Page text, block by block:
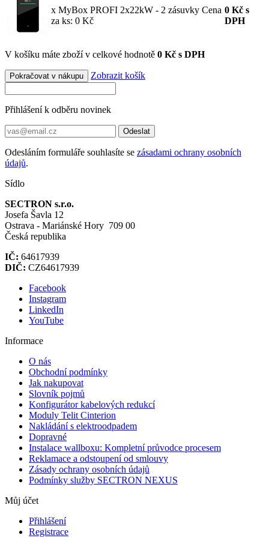
x MyBox PROFI 2x22kW - 2 zásuvky Cena
za ks: 0 Kč
0 Kč s
DPH
V košíku máte zboží v celkové hodnotě 0 Kč s DPH
Pokračovat v nákupu Zobrazit košík
Přihlášení k odběru novinek
Odeslat
Odesláním formuláře souhlasíte se zásadami ochrany osobních
údajů.
Sídlo
SECTRON s.r.o.
Josefa Šavla 12
Ostrava - Mariánské Hory 709 00
Česká republika
IČ: 64617939
DIČ: CZ64617939
Facebook
Instagram
LinkedIn
YouTube
Informace
O nás
Obchodní podmínky
Jak nakupovat
Slovník pojmů
Konfigurátor kabelových redukcí
Moduly Telit Cinterion
Nakládání s elektroodpadem
Dopravné
Instalace wallboxu: Kompletní průvodce procesem
Reklamace a odstoupení od smlouvy
Zásady ochrany osobních údajů
Podmínky služby SECTRON NEXUS
Můj účet
Přihlášení
Registrace